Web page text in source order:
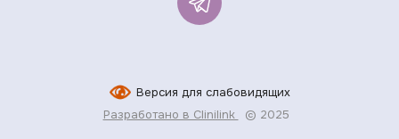
Версия для слабовидящих
Разработано в Clinilink
© 2025